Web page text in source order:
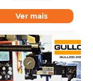
Ver mais